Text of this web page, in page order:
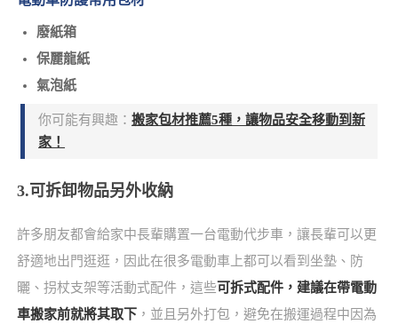
廢紙箱
保麗龍紙
氣泡紙
你可能有興趣：搬家包材推薦5種，讓物品安全移動到新
家！
3.可拆卸物品另外收納
許多朋友都會給家中長輩購置一台電動代步車，讓長輩可以更
舒適地出門逛逛，因此在很多電動車上都可以看到坐墊、防
曬、拐杖支架等活動式配件，這些可拆式配件，建議在帶電動
車搬家前就將其取下 ，並且另外打包，避免在搬運過程中因為